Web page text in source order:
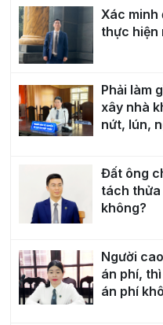
Xác minh
thực hiện
Phải làm
xây nhà
nứt, lún,
Đất ông
tách
không?
Người
án phí,
án phí